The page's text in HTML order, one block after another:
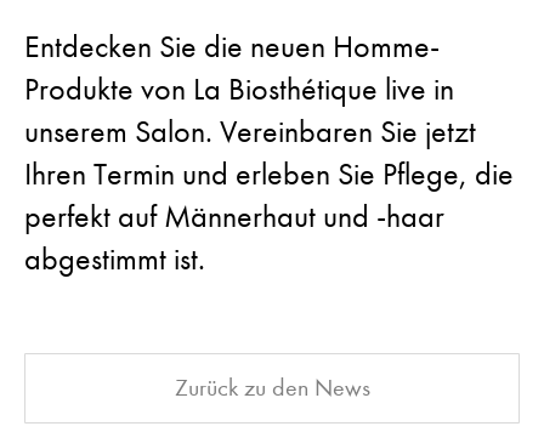
Entdecken Sie die neuen Homme-
Produkte von La Biosthétique live in
unserem Salon. Vereinbaren Sie jetzt
Ihren Termin und erleben Sie Pflege, die
perfekt auf Männerhaut und -haar
abgestimmt ist.
Zurück zu den News